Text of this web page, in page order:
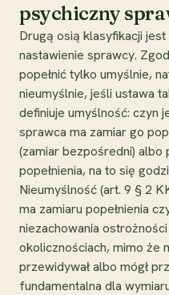
psychiczny
Drugą osią klasyfikacji
nastawienie sprawcy.
popełnić tylko umyślnie,
nieumyślnie, jeśli ustawa
definiuje umyślność: czyn
sprawca ma zamiar go
(zamiar bezpośredni)
popełnienia, na to się
Nieumyślność (art. 9 § 2
ma zamiaru popełnienia
niezachowania
okolicznościach, mimo że
przewidywał albo mógł
fundamentalna dla